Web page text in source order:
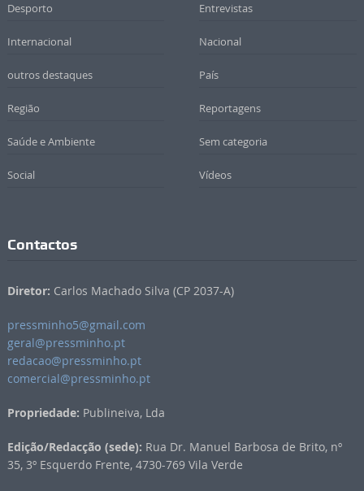
Desporto Entrevistas
Internacional Nacional
outros destaques País
Região Reportagens
Saúde e Ambiente Sem categoria
Social Vídeos
Contactos
Diretor: Carlos Machado Silva (CP 2037-A)
pressminho5@gmail.com
geral@pressminho.pt
redacao@pressminho.pt
comercial@pressminho.pt
Propriedade: Publineiva, Lda
Edição/Redacção (sede): Rua Dr. Manuel Barbosa de Brito, nº
35, 3º Esquerdo Frente, 4730-769 Vila Verde